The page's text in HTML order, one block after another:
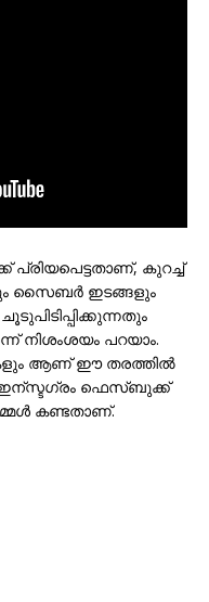
കുറച്ച്
സൈബര്‍ ഇടങ്ങളും
നിശംശയം പറയാം.
ആണ് ഈ തരത്തില്‍
ഫെസ്ബുക്ക്
കണ്ടതാണ്.